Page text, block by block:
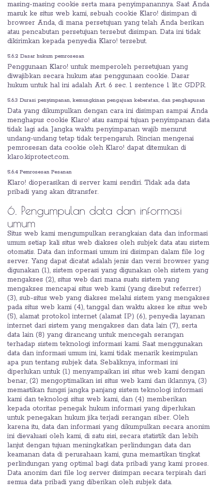
masing-masing cookie serta masa penyimpanannya. Saat Anda
masuk ke situs web kami, sebuah cookie Klaro! disimpan di
browser Anda, di mana persetujuan yang telah Anda berikan
atau pencabutan persetujuan tersebut disimpan. Data ini tidak
dikirimkan kepada penyedia Klaro! tersebut.
5.6.2 Dasar hukum pemrosesan
Penggunaan Klaro! untuk memperoleh persetujuan yang
diwajibkan secara hukum atas penggunaan cookie. Dasar
hukum untuk hal ini adalah Art. 6 sec. 1 sentence 1 lit.c GDPR.
5.6.3 Durasi penyimpanan, kemungkinan pengajuan keberatan, dan penghapusan
Data yang dikumpulkan dengan cara ini disimpan sampai Anda
menghapus cookie Klaro! atau sampai tujuan penyimpanan data
tidak lagi ada. Jangka waktu penyimpanan wajib menurut
undang-undang tetap tidak terpengaruh. Rincian mengenai
pemrosesan data cookie oleh Klaro! dapat ditemukan di
klaro.kiprotect.com.
5.6.4 Pemrosesan Pesanan
Klaro! dioperasikan di server kami sendiri. Tidak ada data
pribadi yang akan ditransfer.
6. Pengumpulan data dan informasi
umum
Situs web kami mengumpulkan serangkaian data dan informasi
umum setiap kali situs web diakses oleh subjek data atau sistem
otomatis. Data dan informasi umum ini disimpan dalam file log
server. Yang dapat dicatat adalah jenis dan versi browser yang
digunakan (1), sistem operasi yang digunakan oleh sistem yang
mengakses (2), situs web dari mana suatu sistem yang
mengakses mencapai situs web kami (yang disebut referrer)
(3), sub-situs web yang diakses melalui sistem yang mengakses
pada situs web kami (4), tanggal dan waktu akses ke situs web
(5), alamat protokol internet (alamat IP) (6), penyedia layanan
internet dari sistem yang mengakses dan data lain (7), serta
data lain (8) yang dirancang untuk mencegah serangan
terhadap sistem teknologi informasi kami. Saat menggunakan
data dan informasi umum ini, kami tidak menarik kesimpulan
apa pun tentang subjek data. Sebaliknya, informasi ini
diperlukan untuk (1) menyampaikan isi situs web kami dengan
benar, (2) mengoptimalkan isi situs web kami dan iklannya, (3)
memastikan fungsi jangka panjang sistem teknologi informasi
kami dan teknologi situs web kami, dan (4) memberikan
kepada otoritas penegak hukum informasi yang diperlukan
untuk penegakan hukum jika terjadi serangan siber. Oleh
karena itu, data dan informasi yang dikumpulkan secara anonim
ini dievaluasi oleh kami, di satu sisi, secara statistik dan lebih
lanjut dengan tujuan meningkatkan perlindungan data dan
keamanan data di perusahaan kami, guna memastikan tingkat
perlindungan yang optimal bagi data pribadi yang kami proses.
Data anonim dari file log server disimpan secara terpisah dari
semua data pribadi yang diberikan oleh subjek data.